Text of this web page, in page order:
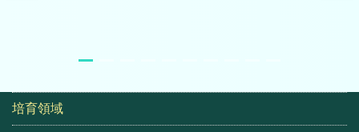
培育領域